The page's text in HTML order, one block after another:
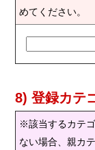
めてください。
8) 登録カテ
※該当するカテ
ない場合、親カ